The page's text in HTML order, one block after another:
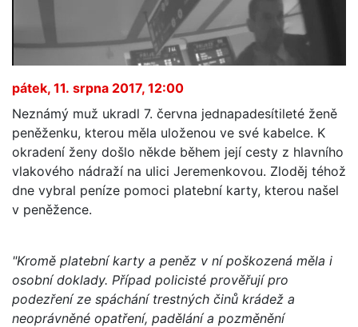
pátek, 11. srpna 2017, 12:00
Neznámý muž ukradl 7. června jednapadesítileté ženě
peněženku, kterou měla uloženou ve své kabelce. K
okradení ženy došlo někde během její cesty z hlavního
vlakového nádraží na ulici Jeremenkovou. Zloděj téhož
dne vybral peníze pomoci platební karty, kterou našel
v peněžence.
"Kromě platební karty a peněz v ní poškozená měla i
osobní doklady. Případ policisté prověřují pro
podezření ze spáchání trestných činů krádež a
neoprávněné opatření, padělání a pozměnění